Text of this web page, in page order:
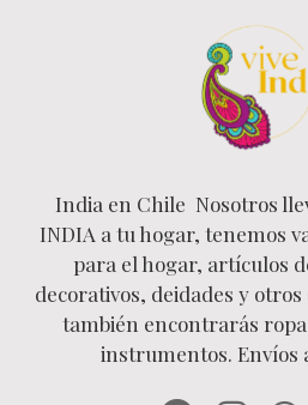
India en Chile Nosotros
INDIA a tu hogar, tenemos
para el hogar, artículos
decorativos, deidades y
también encontrarás
instrumentos. Envíos